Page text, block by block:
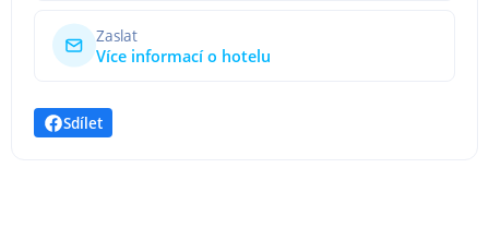
Zaslat
Více informací o hotelu
Sdílet